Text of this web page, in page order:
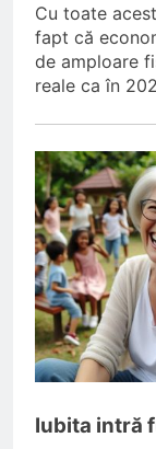
Cu toate
fapt că
de amploare
reale ca în
Iubita intră